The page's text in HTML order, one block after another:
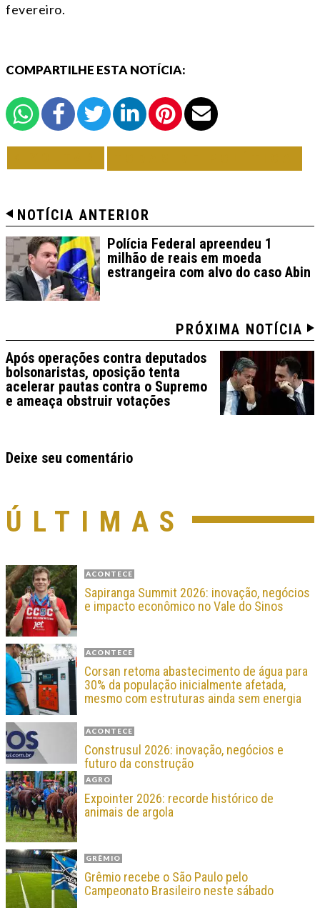
fevereiro.
COMPARTILHE ESTA NOTÍCIA:
NOTÍCIA ANTERIOR
Polícia Federal apreendeu 1
milhão de reais em moeda
estrangeira com alvo do caso Abin
PRÓXIMA NOTÍCIA
Após operações contra deputados
bolsonaristas, oposição tenta
acelerar pautas contra o Supremo
e ameaça obstruir votações
Deixe seu comentário
ÚLTIMAS
ACONTECE
Sapiranga Summit 2026: inovação, negócios
e impacto econômico no Vale do Sinos
ACONTECE
Corsan retoma abastecimento de água para
30% da população inicialmente afetada,
mesmo com estruturas ainda sem energia
ACONTECE
Construsul 2026: inovação, negócios e
futuro da construção
AGRO
Expointer 2026: recorde histórico de
animais de argola
GRÊMIO
Grêmio recebe o São Paulo pelo
Campeonato Brasileiro neste sábado